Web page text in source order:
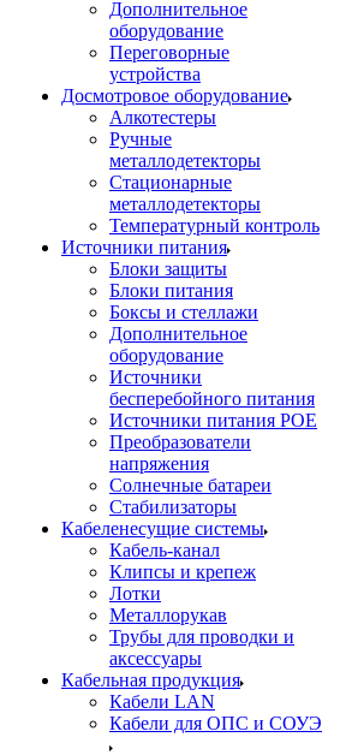
Дополнительное
оборудование
Переговорные
устройства
Досмотровое оборудование
Алкотестеры
Ручные
металлодетекторы
Стационарные
металлодетекторы
Температурный контроль
Источники питания
Блоки защиты
Блоки питания
Боксы и стеллажи
Дополнительное
оборудование
Источники
бесперебойного питания
Источники питания POE
Преобразователи
напряжения
Солнечные батареи
Стабилизаторы
Кабеленесущие системы
Кабель-канал
Клипсы и крепеж
Лотки
Металлорукав
Трубы для проводки и
аксессуары
Кабельная продукция
Кабели LAN
Кабели для ОПС и СОУЭ